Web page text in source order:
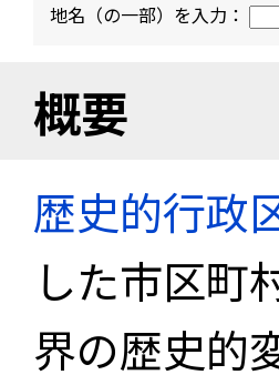
地名（の一部）を入力：
概要
歴史的行政
した市区町
界の歴史的